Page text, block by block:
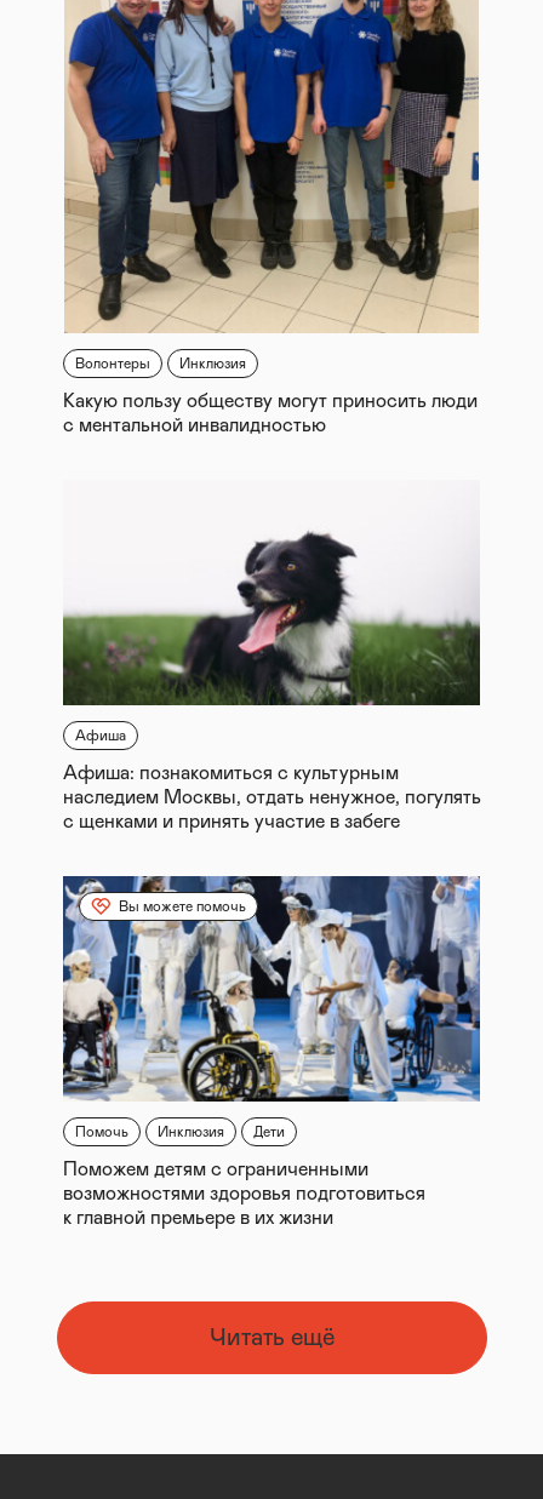
Волонтеры Инклюзия
Какую пользу обществу могут приносить люди
с ментальной инвалидностью
Афиша
Афиша: познакомиться с культурным
наследием Москвы, отдать ненужное, погулять
с щенками и принять участие в забеге
Вы можете помочь
Помочь Инклюзия Дети
Поможем детям с ограниченными
возможностями здоровья подготовиться
к главной премьере в их жизни
Читать ещё